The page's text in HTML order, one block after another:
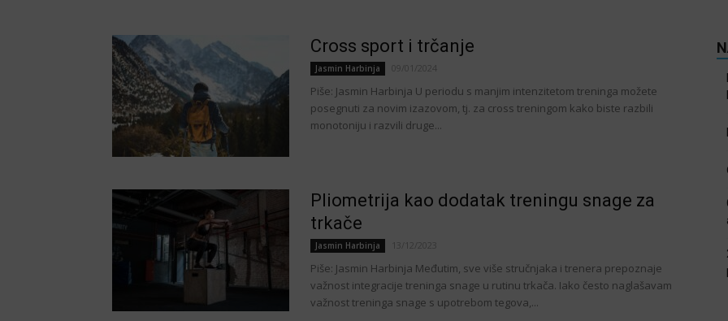
Cross sport i trčanje
Jasmin Harbinja 09/01/2024
Piše: Jasmin Harbinja U periodu s manjim intenzitetom treninga možete
posegnuti za novim izazovom, tj. za cross treningom kako biste razbili
monotoniju i razvili druge...
Pliometrija kao dodatak treningu snage za
trkače
Jasmin Harbinja 13/12/2023
Piše: Jasmin Harbinja Međutim, sve više stručnjaka i trenera prepoznaje
važnost integracije treninga snage u rutinu trkača. Iako često naglašavam
važnost treninga snage s upotrebom tegova,...